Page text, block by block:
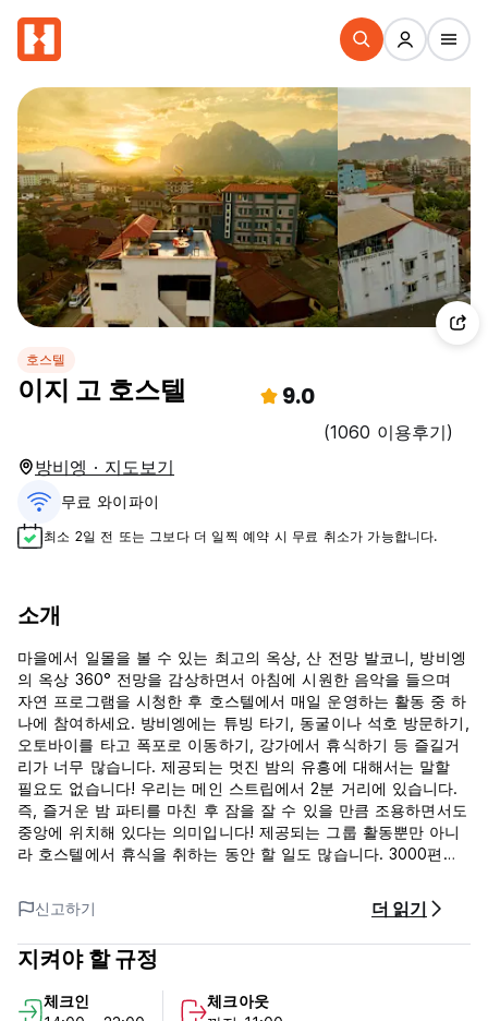
호스텔
이지 고 호스텔 9.0
(1060 이용후기)
방비엥 · 지도보기
무료 와이파이
최소 2일 전 또는 그보다 더 일찍 예약 시 무료 취소가 가능합니다.
소개
마을에서 일몰을 볼 수 있는 최고의 옥상, 산 전망 발코니, 방비엥
의 옥상 360° 전망을 감상하면서 아침에 시원한 음악을 들으며
자연 프로그램을 시청한 후 호스텔에서 매일 운영하는 활동 중 하
나에 참여하세요. 방비엥에는 튜빙 타기, 동굴이나 석호 방문하기,
오토바이를 타고 폭포로 이동하기, 강가에서 휴식하기 등 즐길거
리가 너무 많습니다. 제공되는 멋진 밤의 유흥에 대해서는 말할
필요도 없습니다! 우리는 메인 스트립에서 2분 거리에 있습니다.
즉, 즐거운 밤 파티를 마친 후 잠을 잘 수 있을 만큼 조용하면서도
중앙에 위치해 있다는 의미입니다! 제공되는 그룹 활동뿐만 아니
라 호스텔에서 휴식을 취하는 동안 할 일도 많습니다. 3000편이
다! 항상 놀거나 웅크리고 엎드려 자고 싶어하는 호스텔 개 2마리
와 고양이 2마리가 있습니다.
이곳은 혼자 여행하든 단체로 여행하든 전 세계 사람들을 만날 수
야기를 공유할 수 있습니다. 현지 직원과 서부 직원 모두와 함께
신고하기 더 읽기
지켜야 할 규정
체크인
체크아웃